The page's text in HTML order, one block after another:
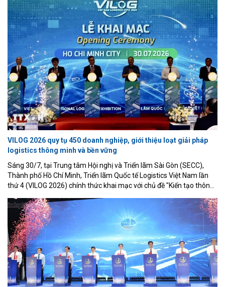
VILOG 2026 quy tụ 450 doanh nghiệp, giới thiệu loạt giải pháp
logistics thông minh và bền vững
Sáng 30/7, tại Trung tâm Hội nghị và Triển lãm Sài Gòn (SECC),
Thành phố Hồ Chí Minh, Triển lãm Quốc tế Logistics Việt Nam lần
thứ 4 (VILOG 2026) chính thức khai mạc với chủ đề "Kiến tạo thông
quốc gia và vùng lãnh thổ cùng hơn 550 gian hàng, tiếp tục khẳng
định vai trò là một trong những diễn đàn kết nối quan trọng nhất
của ngành logistics Việt Nam.